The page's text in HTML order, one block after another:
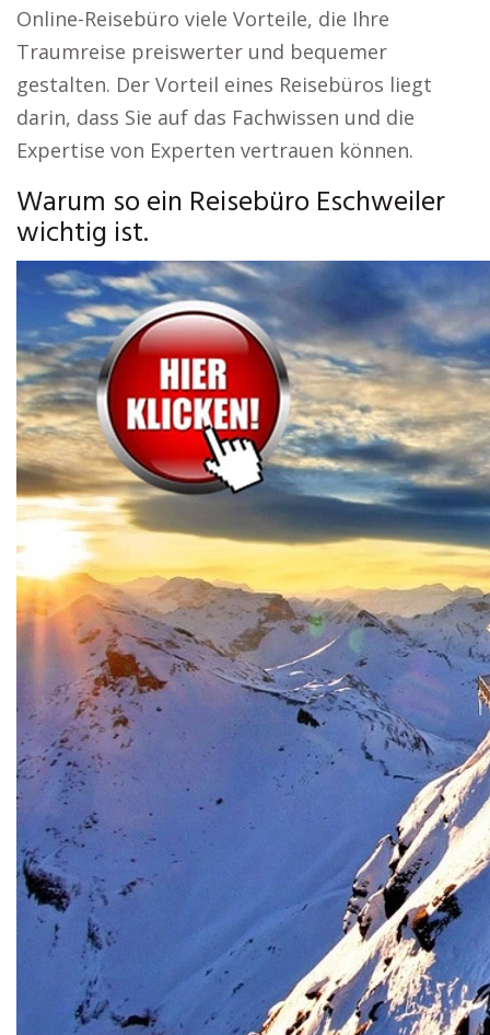
Online-Reisebüro viele Vorteile, die Ihre
Traumreise preiswerter und bequemer
gestalten. Der Vorteil eines Reisebüros liegt
darin, dass Sie auf das Fachwissen und die
Expertise von Experten vertrauen können.
Warum so ein Reisebüro Eschweiler
wichtig ist.